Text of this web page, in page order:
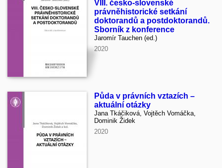
VIII. česko-slovenské
právněhistorické setkání
doktorandů a postdoktorandů.
Sborník z konference
Jaromír Tauchen (ed.)
2020
Půda v právních vztazích –
aktuální otázky
Jana Tkáčiková, Vojtěch Vomáčka,
Dominik Židek
2020